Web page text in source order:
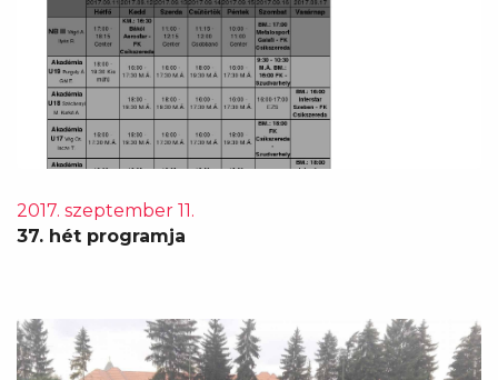
2017. szeptember 11.
37. hét programja